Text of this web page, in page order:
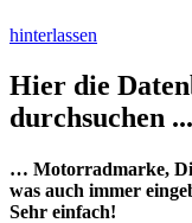
hinterlassen
Hier die
durchsuchen ...
… Motorradmarke,
was auch immer
Sehr einfach!